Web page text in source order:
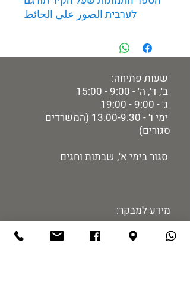
לערבית الصور على الحائط
שעות פתיחה:
ב', ד', ה' - 9:00 - 15:00
ג' - 9:00 - 19:00
ימי ו' - 13:00-9:30 (המשרדים
סגורים)
סגור בימי א', שבתות וחגים
מידע למבקר:
רכישת כרטיסים
מיקום ותחבורה